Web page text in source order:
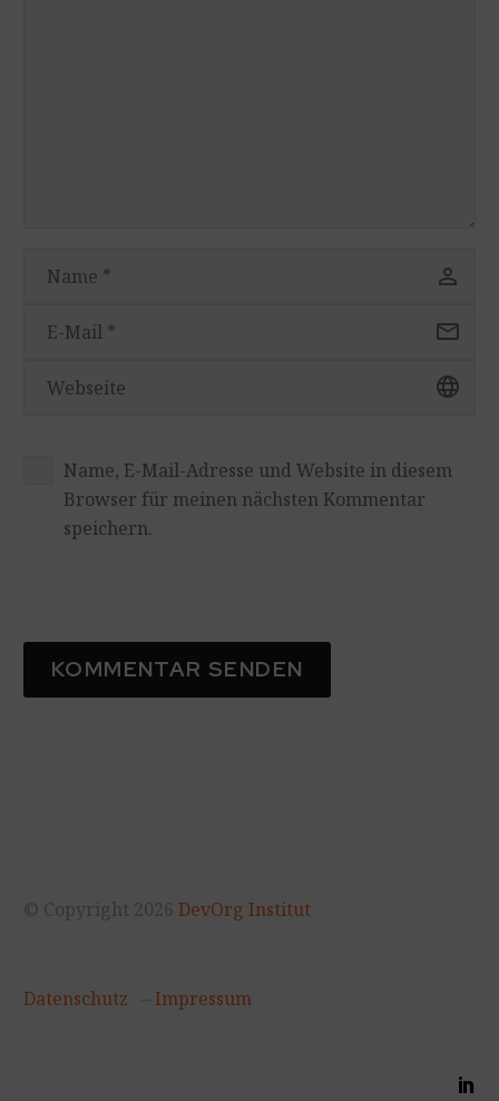
Name, E-Mail-Adresse und Website in diesem
Browser für meinen nächsten Kommentar
speichern.
KOMMENTAR SENDEN
© Copyright 2026 DevOrg Institut
Datenschutz Impressum